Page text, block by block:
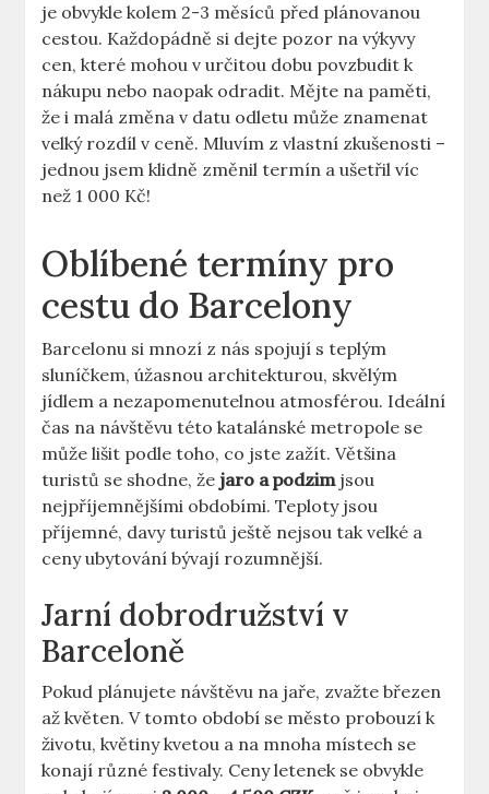
je obvykle kolem 2-3 měsíců před plánovanou
cestou. Každopádně si dejte pozor na výkyvy
cen, které mohou v určitou dobu povzbudit k
nákupu nebo naopak odradit. Mějte na paměti,
že i malá změna v datu odletu může znamenat
velký rozdíl v ceně. Mluvím z vlastní zkušenosti –
jednou jsem klidně změnil termín a ušetřil víc
než 1 000 Kč!
Oblíbené termíny pro
cestu do Barcelony
Barcelonu si mnozí z nás spojují s teplým
sluníčkem, úžasnou architekturou, skvělým
jídlem a nezapomenutelnou atmosférou. Ideální
čas na návštěvu této katalánské metropole se
může lišit podle toho, co jste zažít. Většina
turistů se shodne, že jaro a podzimjsou
nejpříjemnějšími obdobími. Teploty jsou
příjemné, davy turistů ještě nejsou tak velké a
ceny ubytování bývají rozumnější.
Jarní dobrodružství v
Barceloně
Pokud plánujete návštěvu na jaře, zvažte březen
až květen. V tomto období se město probouzí k
životu, květiny kvetou a na mnoha místech se
konají různé festivaly. Ceny letenek se obvykle